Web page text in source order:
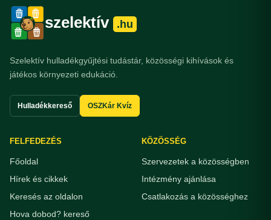
szelektív .hu
Szelektív hulladékgyűjtési tudástár, közösségi kihívások és
játékos környezeti edukáció.
Hulladékkereső OSZKár Kvíz
FELFEDEZÉS
Főoldal
Hírek és cikkek
Keresés az oldalon
Hova dobod? kereső
KÖZÖSSÉG
Szervezetek a közösségben
Intézmény ajánlása
Csatlakozás a közösséghez